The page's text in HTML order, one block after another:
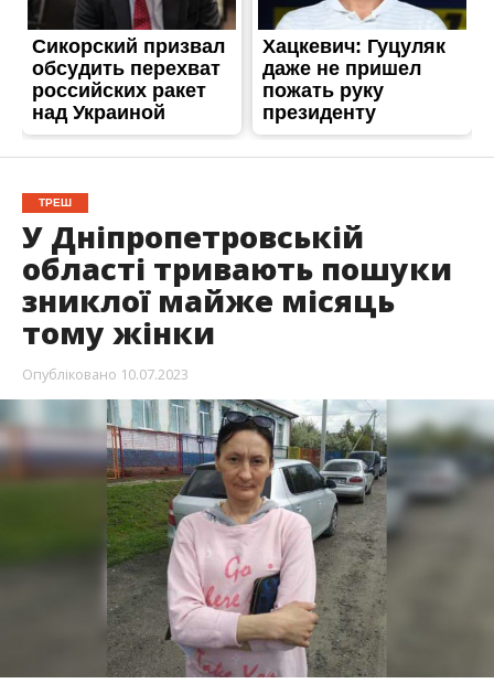
ТРЕШ
У Дніпропетровській
області тривають пошуки
зниклої майже місяць
тому жінки
Опубліковано 10.07.2023